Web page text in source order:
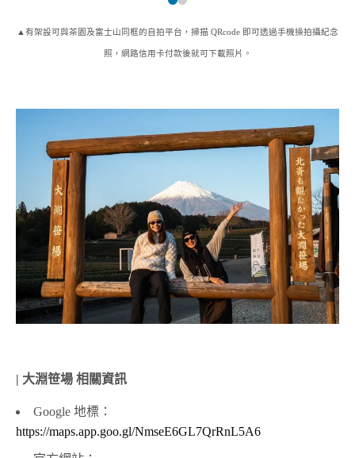
▲有架設可與茶園及富士山同框的自拍平台，掃描 QRcode 即可透過手機操拍攝紀念
照，網路信用卡付款後就可下載照片。
| 大淵笹場 相關資訊
Google 地標：
https://maps.app.goo.gl/NmseE6GL7QrRnL5A6